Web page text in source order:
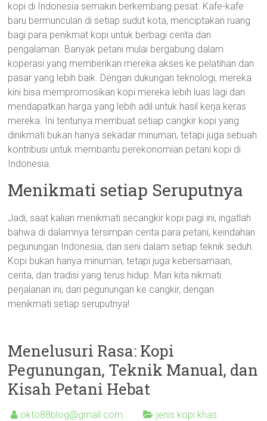
kopi di Indonesia semakin berkembang pesat. Kafe-kafe
baru bermunculan di setiap sudut kota, menciptakan ruang
bagi para penikmat kopi untuk berbagi cerita dan
pengalaman. Banyak petani mulai bergabung dalam
koperasi yang memberikan mereka akses ke pelatihan dan
pasar yang lebih baik. Dengan dukungan teknologi, mereka
kini bisa mempromosikan kopi mereka lebih luas lagi dan
mendapatkan harga yang lebih adil untuk hasil kerja keras
mereka. Ini tentunya membuat setiap cangkir kopi yang
dinikmati bukan hanya sekadar minuman, tetapi juga sebuah
kontribusi untuk membantu perekonomian petani kopi di
Indonesia.
Menikmati setiap Seruputnya
Jadi, saat kalian menikmati secangkir kopi pagi ini, ingatlah
bahwa di dalamnya tersimpan cerita para petani, keindahan
pegunungan Indonesia, dan seni dalam setiap teknik seduh.
Kopi bukan hanya minuman, tetapi juga kebersamaan,
cerita, dan tradisi yang terus hidup. Mari kita nikmati
perjalanan ini, dari pegunungan ke cangkir, dengan
menikmati setiap seruputnya!
Menelusuri Rasa: Kopi
Pegunungan, Teknik Manual, dan
Kisah Petani Hebat
okto88blog@gmail.com jenis kopi khas